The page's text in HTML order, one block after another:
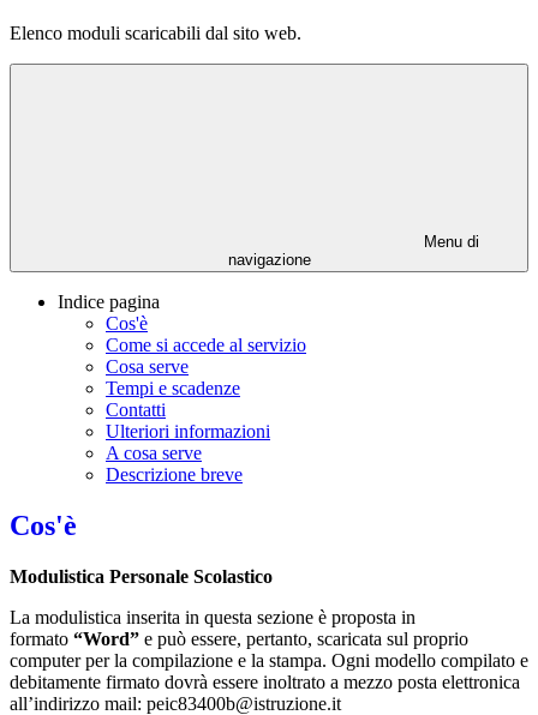
Elenco moduli scaricabili dal sito web.
Menu di
navigazione
Indice pagina
Cos'è
Come si accede al servizio
Cosa serve
Tempi e scadenze
Contatti
Ulteriori informazioni
A cosa serve
Descrizione breve
Cos'è
Modulistica Personale Scolastico
La modulistica inserita in questa sezione è proposta in
formato “Word” e può essere, pertanto, scaricata sul proprio
computer per la compilazione e la stampa. Ogni modello compilato e
debitamente firmato dovrà essere inoltrato a mezzo posta elettronica
all’indirizzo mail: peic83400b@istruzione.it